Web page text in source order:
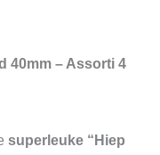
40mm – Assorti 4
superleuke “Hiep